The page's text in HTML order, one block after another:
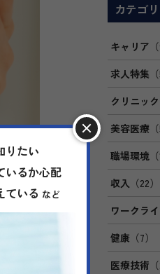
カテゴ
キャリア
求人特集
クリニック
美容医療
職場環境
収入 （22）
ワークラ
健康 （7）
医療技術
りたい
いるか心配
ている など